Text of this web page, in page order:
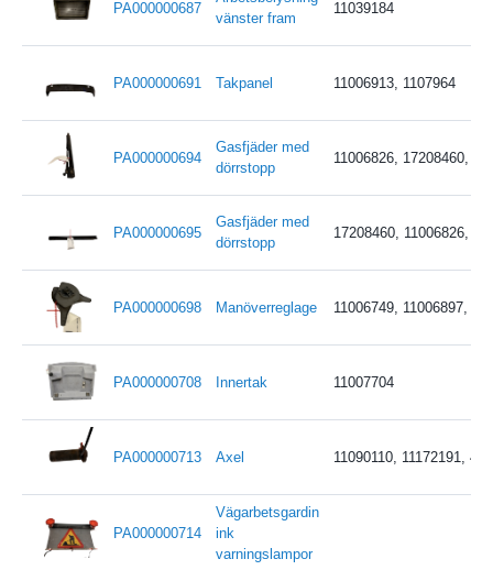
PA000000687
vänster fram
11039184
PA000000691 Takpanel 11006913, 1107964
PA000000694
Gasfjäder med
dörrstopp
11006826, 17208460,
PA000000695
Gasfjäder med
dörrstopp
17208460, 11006826,
PA000000698 Manöverreglage 11006749, 11006897,
PA000000708 Innertak 11007704
PA000000713 Axel 11090110, 11172191,
PA000000714
Vägarbetsgardin
ink
varningslampor